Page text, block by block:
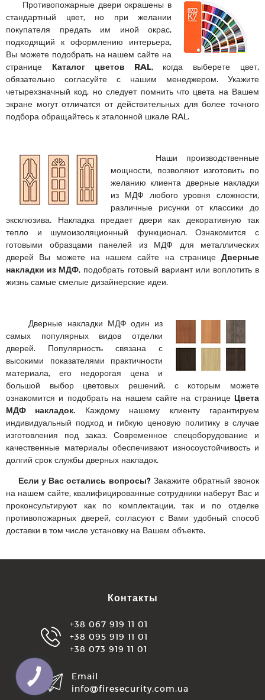
Противопожарные двери окрашены в
стандартный цвет, но при желании
покупателя предать им иной окрас,
подходящий к оформлению интерьера,
Вы можете подобрать на нашем сайте на
странице Каталог цветов RAL, когда выберете цвет,
обязательно согласуйте с нашим менеджером. Укажите
четырехзначный код, но следует помнить что цвета на Вашем
экране могут отличатся от действительных для более точного
подбора обращайтесь к эталонной шкале RAL.
Наши производственные
мощности, позволяют изготовить по
желанию клиента дверные накладки
из МДФ любого уровня сложности,
различные рисунки от классики до
эксклюзива. Накладка предает двери как декоративную так
тепло и шумоизоляционный функционал. Ознакомится с
готовыми образцами панелей из МДФ для металлических
дверей Вы можете на нашем сайте на странице Дверные
накладки из МДФ, подобрать готовый вариант или воплотить в
жизнь самые смелые дизайнерские идеи.
Дверные накладки МДФ один из
самых популярных видов отделки
дверей. Популярность связана с
высокими показателями практичности
материала, его недорогая цена и
большой выбор цветовых решений, с которым можете
ознакомится и подобрать на нашем сайте на странице Цвета
МДФ накладок. Каждому нашему клиенту гарантируем
индивидуальный подход и гибкую ценовую политику в случае
изготовления под заказ. Современное спецоборудование и
качественные материалы обеспечивают износоустойчивость и
долгий срок службы дверных накладок.
Если у Вас остались вопросы?Закажите обратный звонок
на нашем сайте, квалифицированные сотрудники наберут Вас и
проконсультируют как по комплектации, так и по отделке
противопожарных дверей, согласуют с Вами удобный способ
доставки в том числе установку на Вашем объекте.
Контакты
+38 067 919 11 01
+38 095 919 11 01
+38 073 919 11 01
Email
info@firesecurity.com.ua
КНОПКА
ЗВ'ЯЗКУ